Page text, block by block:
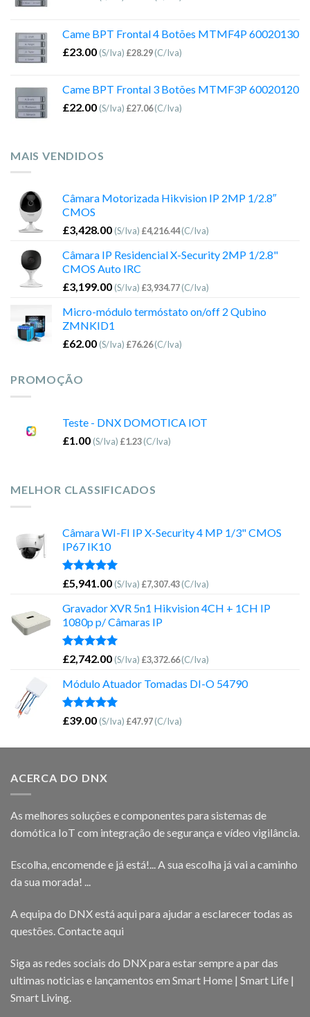
Came BPT Frontal 4 Botões MTMF4P 60020130
£23.00 (S/Iva) £28.29(C/Iva)
Came BPT Frontal 3 Botões MTMF3P 60020120
£22.00 (S/Iva) £27.06(C/Iva)
MAIS VENDIDOS
Câmara Motorizada Hikvision IP 2MP 1/2.8″
CMOS
£3,428.00 (S/Iva) £4,216.44(C/Iva)
Câmara IP Residencial X-Security 2MP 1/2.8"
CMOS Auto IRC
£3,199.00 (S/Iva) £3,934.77(C/Iva)
Micro-módulo termóstato on/off 2 Qubino
ZMNKID1
£62.00 (S/Iva) £76.26(C/Iva)
PROMOÇÃO
Teste - DNX DOMOTICA IOT
£1.00 (S/Iva) £1.23(C/Iva)
MELHOR CLASSIFICADOS
Câmara WI-FI IP X-Security 4 MP 1/3" CMOS
IP67 IK10
Avaliação
5.00
£5,941.00 (S/Iva) £7,307.43(C/Iva)
Gravador XVR 5n1 Hikvision 4CH + 1CH IP
1080p p/ Câmaras IP
Avaliação
5.00
£2,742.00 (S/Iva) £3,372.66(C/Iva)
Módulo Atuador Tomadas DI-O 54790
Avaliação
de 5
£39.00 (S/Iva) £47.97(C/Iva)
ACERCA DO DNX
As melhores soluções e componentes para sistemas de
domótica IoT com integração de segurança e vídeo vigilância.
Escolha, encomende e já está!... A sua escolha já vai a caminho
da sua morada! ...
A equipa do DNX está aqui para ajudar a esclarecer todas as
questões. Contacte aqui
Siga as redes sociais do DNX para estar sempre a par das
ultimas noticias e lançamentos em Smart Home | Smart Life |
Smart Living.